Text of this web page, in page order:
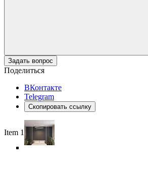
Задать вопрос
Поделиться
ВКонтакте
Telegram
Скопировать ссылку
Item 1 of 6